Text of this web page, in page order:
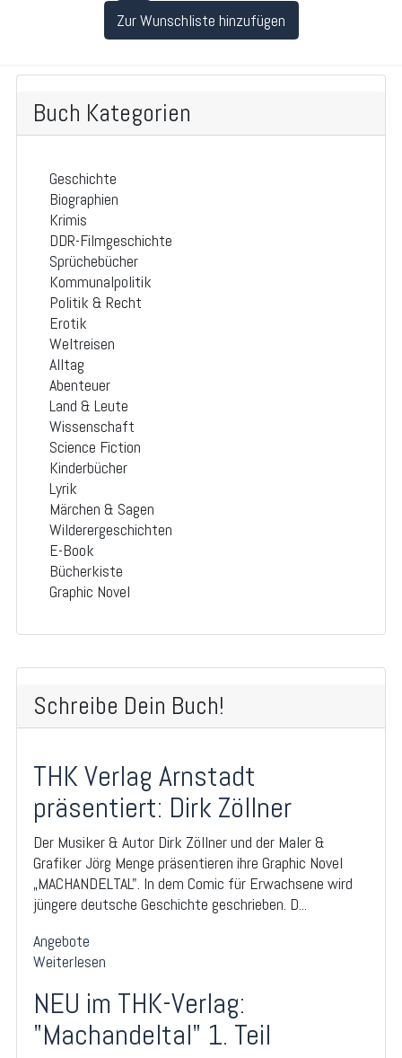
Zur Wunschliste hinzufügen
Buch Kategorien
Geschichte
Biographien
Krimis
DDR-Filmgeschichte
Sprüchebücher
Kommunalpolitik
Politik & Recht
Erotik
Weltreisen
Alltag
Abenteuer
Land & Leute
Wissenschaft
Science Fiction
Kinderbücher
Lyrik
Märchen & Sagen
Wilderergeschichten
E-Book
Bücherkiste
Graphic Novel
Schreibe Dein Buch!
THK Verlag Arnstadt
präsentiert: Dirk Zöllner
Der Musiker & Autor Dirk Zöllner und der Maler &
Grafiker Jörg Menge präsentieren ihre Graphic Novel
„MACHANDELTAL". In dem Comic für Erwachsene wird
jüngere deutsche Geschichte geschrieben. D...
Angebote
Weiterlesen
NEU im THK-Verlag:
"Machandeltal" 1. Teil